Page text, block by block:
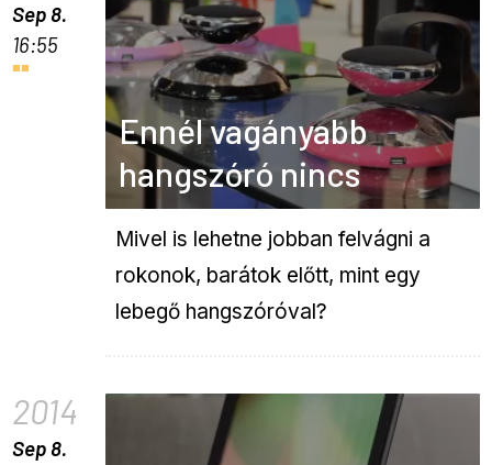
Sep 8.
16:55
Ennél vagányabb
hangszóró nincs
Mivel is lehetne jobban felvágni a
rokonok, barátok előtt, mint egy
lebegő hangszóróval?
2014
Sep 8.